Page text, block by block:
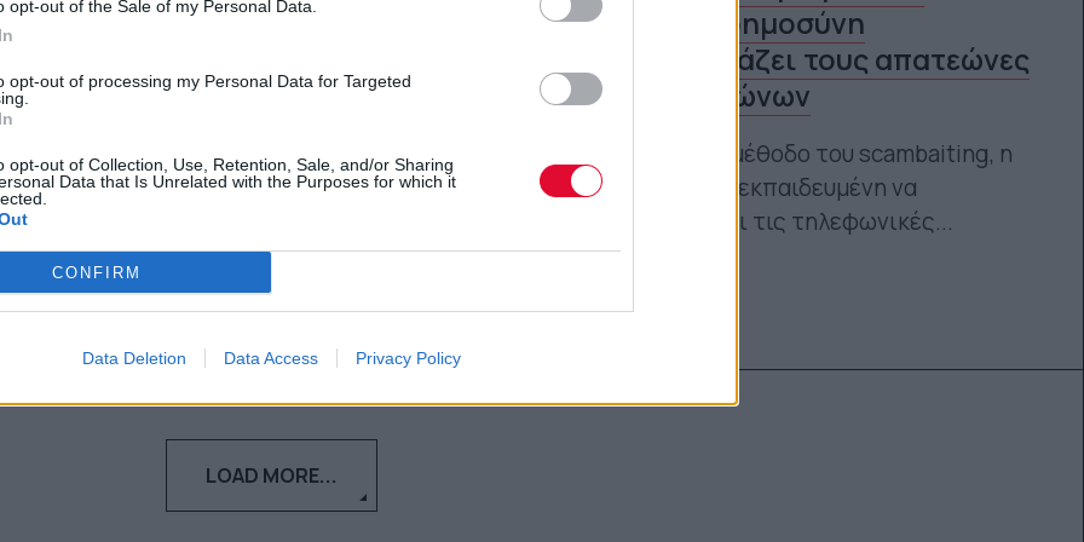
opt-out of the Sale of my Personal Data.
opt-out of processing my Personal Data for Targeted
opt-out of Collection, Use, Retention, Sale, and/or Sharing
Data that Is Unrelated with the Purposes for which it
CONFIRM
Data Deletion Data Access Privacy Policy
άγριας ζωής για το 2024
Ένας σκίουρος κολλημένος σε ένα δέντρο
τεχνητή νοημοσύνη
ξεμπροστιάζει τους απατεώνες
των τηλεφώνων
Μέσα από τη μέθοδο του scambaiting, η
AI γιαγιά είναι εκπαιδευμένη να
αντιμετωπίζει τις τηλεφωνικές...
11.12.2024
LOAD MORE...